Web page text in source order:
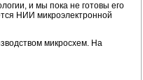
и мы пока не готовы его
НИИ микроэлектронной
микросхем. На